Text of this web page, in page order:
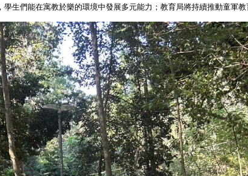
生們能在寓教於樂的環境中發展多元能力；教育局將持續推動童軍